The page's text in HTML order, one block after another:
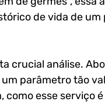
de vida de um
crucial análise.
parâmetro tão
esse serviço